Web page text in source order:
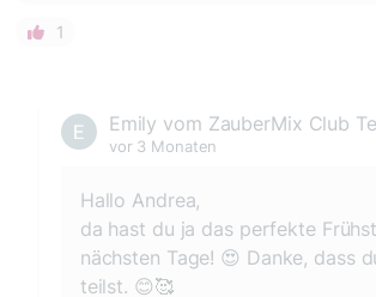
1
Emily vom ZauberMix Club
vor 3 Monaten
Hallo Andrea,
da hast du ja das perfekte
nächsten Tage! 😍 Danke, dass
teilst. 😊🥰